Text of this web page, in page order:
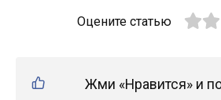
Оцените статью
Жми «Нравится» и